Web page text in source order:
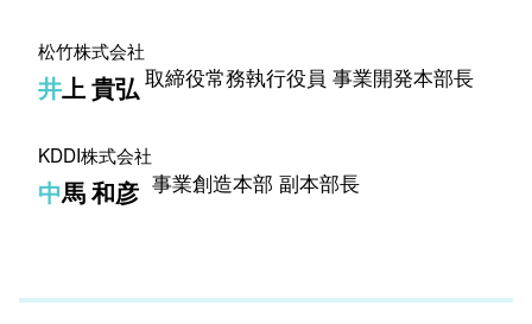
松竹株式会社​
井上 貴弘 取締役常務執行役員 事業開発本部長
KDDI株式会社​
中馬 和彦​ 事業創造本部 副本部長​